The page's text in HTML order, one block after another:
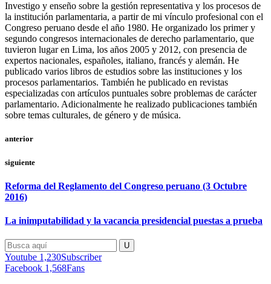
Investigo y enseño sobre la gestión representativa y los procesos de
la institución parlamentaria, a partir de mi vínculo profesional con el
Congreso peruano desde el año 1980. He organizado los primer y
segundo congresos internacionales de derecho parlamentario, que
tuvieron lugar en Lima, los años 2005 y 2012, con presencia de
expertos nacionales, españoles, italiano, francés y alemán. He
publicado varios libros de estudios sobre las instituciones y los
procesos parlamentarios. También he publicado en revistas
especializadas con artículos puntuales sobre problemas de carácter
parlamentario. Adicionalmente he realizado publicaciones también
sobre temas culturales, de género y de música.
anterior
siguiente
Reforma del Reglamento del Congreso peruano (3 Octubre
2016)
La inimputabilidad y la vacancia presidencial puestas a prueba
Youtube 1,230Subscriber
Facebook 1,568Fans